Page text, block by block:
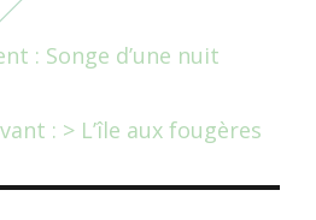
: Songe d’une nuit
: > L’île aux fougères